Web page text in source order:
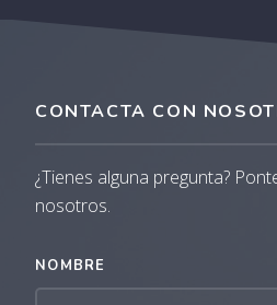
CONTACTA CON
¿Tienes alguna pregunta?
nosotros.
NOMBRE